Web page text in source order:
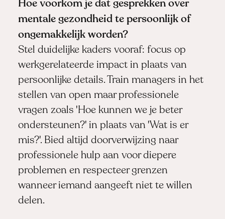
Hoe voorkom je dat gesprekken over
mentale gezondheid te persoonlijk of
ongemakkelijk worden?
Stel duidelijke kaders vooraf: focus op
werkgerelateerde impact in plaats van
persoonlijke details. Train managers in het
stellen van open maar professionele
vragen zoals 'Hoe kunnen we je beter
ondersteunen?' in plaats van 'Wat is er
mis?'. Bied altijd doorverwijzing naar
professionele hulp aan voor diepere
problemen en respecteer grenzen
wanneer iemand aangeeft niet te willen
delen.